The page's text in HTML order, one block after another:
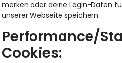
merken oder deine Login-Daten
unserer Webseite speichern.
Performance/
Cookies: